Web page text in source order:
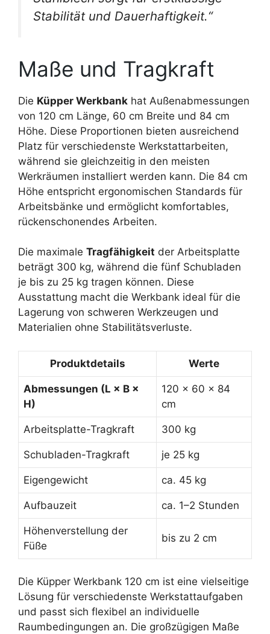
Stabilität und Dauerhaftigkeit.“
Maße und Tragkraft
Die Küpper Werkbank hat Außenabmessungen
von 120 cm Länge, 60 cm Breite und 84 cm
Höhe. Diese Proportionen bieten ausreichend
Platz für verschiedenste Werkstattarbeiten,
während sie gleichzeitig in den meisten
Werkräumen installiert werden kann. Die 84 cm
Höhe entspricht ergonomischen Standards für
Arbeitsbänke und ermöglicht komfortables,
rückenschonendes Arbeiten.
Die maximale Tragfähigkeit der Arbeitsplatte
beträgt 300 kg, während die fünf Schubladen
je bis zu 25 kg tragen können. Diese
Ausstattung macht die Werkbank ideal für die
Lagerung von schweren Werkzeugen und
Materialien ohne Stabilitätsverluste.
Produktdetails Werte
Abmessungen (L × B ×
H)
120 × 60 × 84
cm
Arbeitsplatte-Tragkraft 300 kg
Schubladen-Tragkraft je 25 kg
Eigengewicht ca. 45 kg
Aufbauzeit ca. 1–2 Stunden
Höhenverstellung der
Füße
bis zu 2 cm
Die Küpper Werkbank 120 cm ist eine vielseitige
Lösung für verschiedenste Werkstattaufgaben
und passt sich flexibel an individuelle
Raumbedingungen an. Die großzügigen Maße